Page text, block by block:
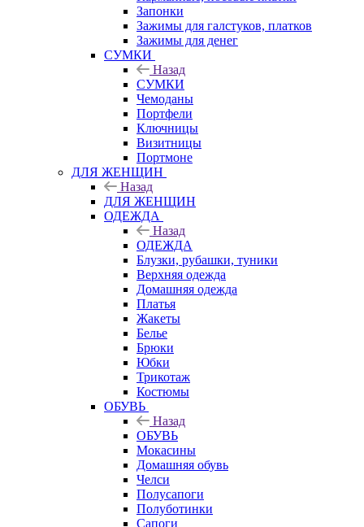
Запонки
Зажимы для галстуков, платков
Зажимы для денег
СУМКИ
Назад
СУМКИ
Чемоданы
Портфели
Ключницы
Визитницы
Портмоне
ДЛЯ ЖЕНЩИН
Назад
ДЛЯ ЖЕНЩИН
ОДЕЖДА
Назад
ОДЕЖДА
Блузки, рубашки, туники
Верхняя одежда
Домашняя одежда
Платья
Жакеты
Белье
Брюки
Юбки
Трикотаж
Костюмы
ОБУВЬ
Назад
ОБУВЬ
Мокасины
Домашняя обувь
Челси
Полусапоги
Полуботинки
Сапоги